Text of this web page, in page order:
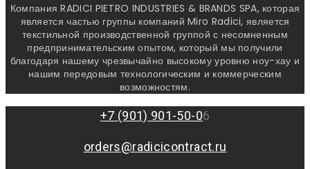
Компания RADICI PIETRO INDUSTRIES & BRANDS SPA, которая
является частью группы компаний Miro Radici, является
текстильной производственной группой с несомненным
предпринимательским опытом, который мы получили
благодаря нашему чрезвычайно высокому уровню ноу-хау и
нашим передовым технологическим и коммерческим
возможностям.
+7 (901) 901-50-06
orders@radicicontract.ru